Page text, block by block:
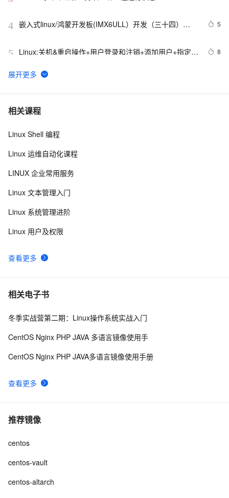
4 嵌入式linux/鸿蒙开发板(IMX6ULL）开发（三十四）
5
5
Linux:关机&重启操作+用户登录和注销+添加用户+指定/
用户/登录用户+用户组+修改用户的组+用户组和相关文件
8
6 linux主机模式（Host-Only）的网络配置
7 VMware安装Linux第一天
8 Linux运维不可不知的性能监控和调试工具
hacking
10 Linux下可以替换运行中的程序么？
相关课程
查看更多
Linux Shell 编程
Linux 运维自动化课程
LINUX 企业常用服务
Linux 文本管理入门
Linux 系统管理进阶
Linux 用户及权限
相关电子书
查看更多
冬季实战营第二期：Linux操作系统实战入门
CentOS Nginx PHP JAVA 多语言镜像使用手
CentOS Nginx PHP JAVA多语言镜像使用手册
推荐镜像
centos
centos-vault
centos-altarch